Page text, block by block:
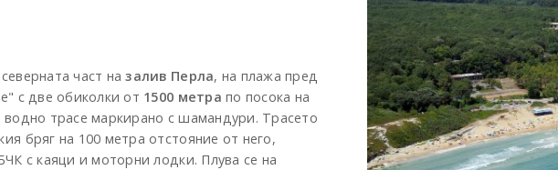
част назалив Перла, на плажа пред
с две обиколки от 1500 метра по посока на
водно трасе маркирано с шамандури. Трасето
бряг на 100 метра отстояние от него,
с каяци и моторни лодки. Плува се на